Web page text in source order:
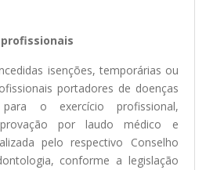
isenções, temporárias ou
portadores de doenças
para o exercício profissional,
por laudo médico e
pelo respectivo Conselho
conforme a legislação